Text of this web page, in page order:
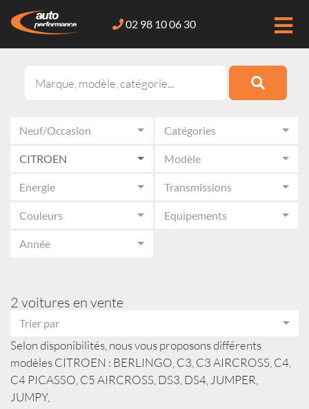
02 98 10 06 30
Neuf/Occasion Catégories
CITROEN Modèle
Energie Transmissions
Couleurs Equipements
Année
2 voitures en vente
Trier par
Selon disponibilités, nous vous proposons différents
modèles CITROEN : BERLINGO, C3, C3 AIRCROSS, C4,
C4 PICASSO, C5 AIRCROSS, DS3, DS4, JUMPER,
JUMPY,